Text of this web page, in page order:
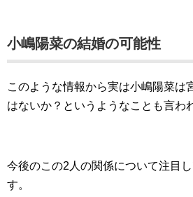
小嶋陽菜の結婚の可能性
このような情報から実は小嶋陽菜は
はないか？というようなことも言わ
今後のこの2人の関係について注目
す。